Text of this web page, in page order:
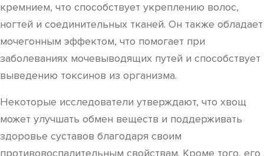
кремнием, что способствует укреплению волос,
ногтей и соединительных тканей. Он также обладает
мочегонным эффектом, что помогает при
заболеваниях мочевыводящих путей и способствует
выведению токсинов из организма.
Некоторые исследователи утверждают, что хвощ
может улучшать обмен веществ и поддерживать
здоровье суставов благодаря своим
противовоспалительным свойствам. Кроме того, его